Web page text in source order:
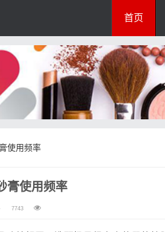
首页
使用频率
膏使用频率
7743